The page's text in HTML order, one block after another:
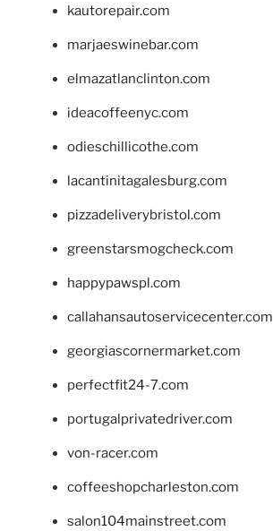
kautorepair.com
marjaeswinebar.com
elmazatlanclinton.com
ideacoffeenyc.com
odieschillicothe.com
lacantinitagalesburg.com
pizzadeliverybristol.com
greenstarsmogcheck.com
happypawspl.com
callahansautoservicecenter.com
georgiascornermarket.com
perfectfit24-7.com
portugalprivatedriver.com
von-racer.com
coffeeshopcharleston.com
salon104mainstreet.com